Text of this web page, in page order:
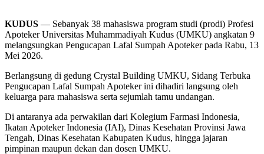
KUDUS — Sebanyak 38 mahasiswa program studi (prodi) Profesi
Apoteker Universitas Muhammadiyah Kudus (UMKU) angkatan 9
melangsungkan Pengucapan Lafal Sumpah Apoteker pada Rabu, 13
Mei 2026.
Berlangsung di gedung Crystal Building UMKU, Sidang Terbuka
Pengucapan Lafal Sumpah Apoteker ini dihadiri langsung oleh
keluarga para mahasiswa serta sejumlah tamu undangan.
Di antaranya ada perwakilan dari Kolegium Farmasi Indonesia,
Ikatan Apoteker Indonesia (IAI), Dinas Kesehatan Provinsi Jawa
Tengah, Dinas Kesehatan Kabupaten Kudus, hingga jajaran
pimpinan maupun dekan dan dosen UMKU.